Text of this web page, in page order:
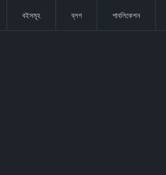
বইসমূহ ব্লগ পাবলিকেশন